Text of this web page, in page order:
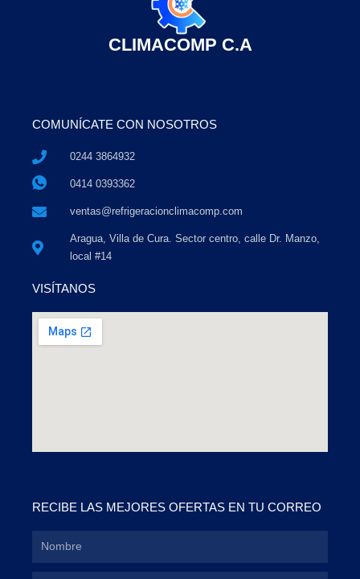
CLIMACOMP C.A
COMUNÍCATE CON NOSOTROS
0244 3864932
0414 0393362
ventas@refrigeracionclimacomp.com
Aragua, Villa de Cura. Sector centro, calle Dr. Manzo,
local #14
VISÍTANOS
RECIBE LAS MEJORES OFERTAS EN TU CORREO